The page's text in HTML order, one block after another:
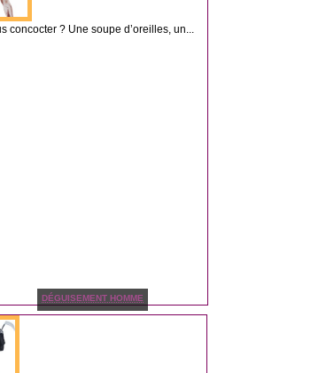
concocter ? Une soupe d’oreilles, un...
DÉGUISEMENT HOMME